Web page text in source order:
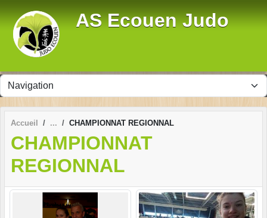
AS Ecouen Judo
Accueil CHAMPIONNAT REGIONNAL
CHAMPIONNAT
REGIONNAL